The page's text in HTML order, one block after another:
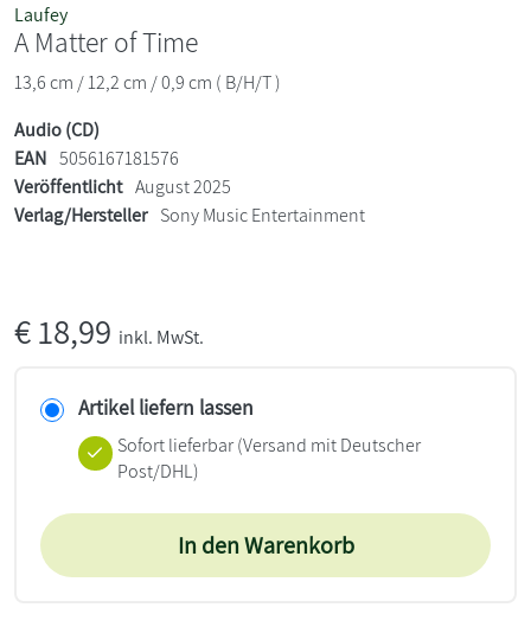
Laufey
A Matter of Time
13,6 cm / 12,2 cm / 0,9 cm ( B/H/T )
Audio (CD)
EAN 5056167181576
Veröffentlicht August 2025
Verlag/Hersteller Sony Music Entertainment
€18,99 inkl. MwSt.
Artikel liefern lassen
Sofort lieferbar(Versand mit Deutscher
Post/DHL)
In den Warenkorb